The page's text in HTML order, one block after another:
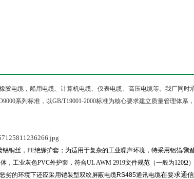
电缆，船用电缆、计算机电缆、仪表电缆、高压电缆等。我厂同时
系列标准，以GB/T19001-2000标准为核心要求建立质量管理体系
铜丝， PE绝缘护套；为适用于复杂的工业噪声环境，特采用铝箔/聚
，工业灰色PVC外护套，符合UL AWM 2919文件规范（一般为120Ω
劣的环境下还应采用铠装型双绞屏蔽电缆RS485通讯电缆在要求通